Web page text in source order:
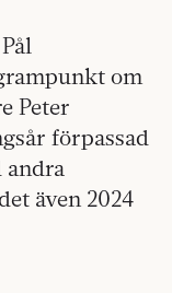
om
Peter
förpassad
andra
även 2024